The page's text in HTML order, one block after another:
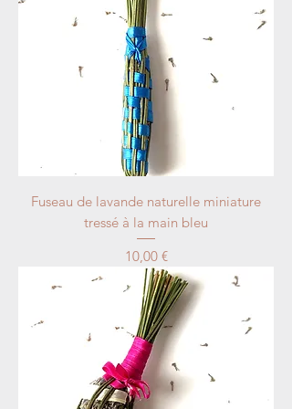
Fuseau de lavande naturelle miniature
tressé à la main bleu
Price
10,00 €